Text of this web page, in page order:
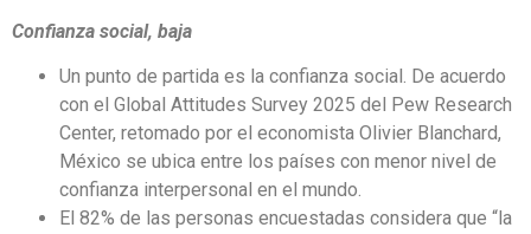
Confianza social, baja
Un punto de partida es la confianza social. De acuerdo
con el Global Attitudes Survey 2025 del Pew Research
Center, retomado por el economista Olivier Blanchard,
México se ubica entre los países con menor nivel de
confianza interpersonal en el mundo.
El 82% de las personas encuestadas considera que “la